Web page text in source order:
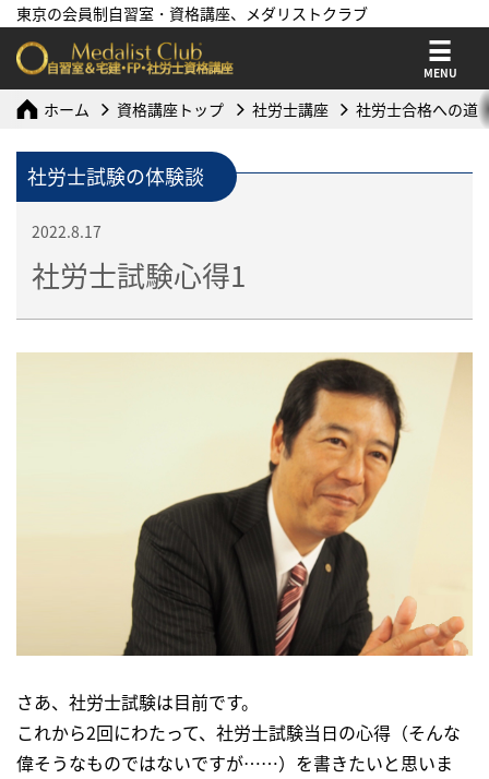
東京の会員制自習室・資格講座、メダリストクラブ
MENU
ホーム 資格講座トップ 社労士講座 社労士合格への道
社労士試験の体験談
2022.8.17
社労士試験心得1
さあ、社労士試験は目前です。
これから2回にわたって、社労士試験当日の心得（そんな
偉そうなものではないですが……）を書きたいと思いま